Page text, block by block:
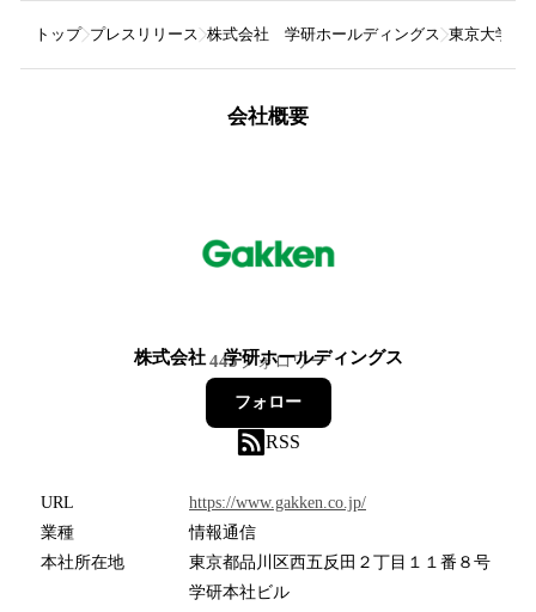
トップ プレスリリース 株式会社 学研ホールディングス 東京大学薬
会社概要
株式会社 学研ホールディングス
445フォロワー
フォロー
RSS
URL
https://www.gakken.co.jp/
業種
情報通信
本社所在地
東京都品川区西五反田２丁目１１番８号
学研本社ビル